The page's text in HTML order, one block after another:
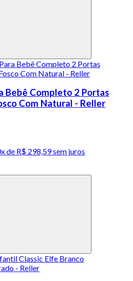
Bebê Completo 2 Portas
Com Natural - Reller
de R$ 298,59 sem juros